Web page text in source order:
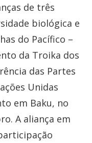
de três
biológica e
do Pacífico –
da Troika dos
das Partes
Unidas
em Baku, no
A aliança em